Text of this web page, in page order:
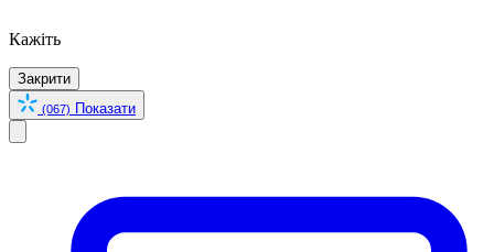
Кажіть
Закрити
(067) Показати